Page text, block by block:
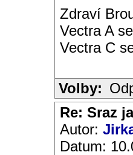
Zdraví
Vectra A
Vectra C
Volby:
Re: Sraz
Autor:
Datum: